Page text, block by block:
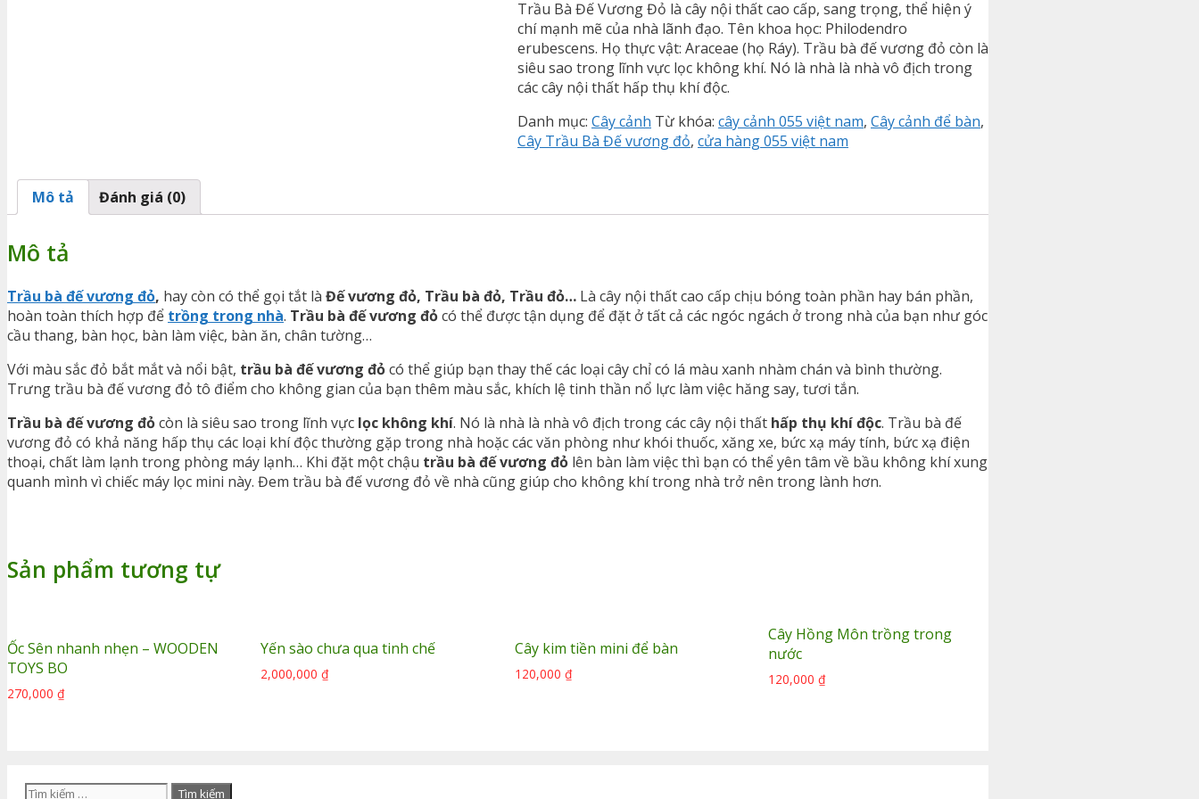
Trầu Bà Đế Vương Đỏ là cây nội thất cao cấp, sang trọng, thể hiện ý
chí mạnh mẽ của nhà lãnh đạo. Tên khoa học: Philodendro
erubescens. Họ thực vật: Araceae (họ Ráy). Trầu bà đế vương đỏ còn là
siêu sao trong lĩnh vực lọc không khí. Nó là nhà là nhà vô địch trong
các cây nội thất hấp thụ khí độc.
Danh mục: Cây cảnh Từ khóa: cây cảnh 055 việt nam, Cây cảnh để bàn,
Cây Trầu Bà Đế vương đỏ, cửa hàng 055 việt nam
Mô tả Đánh giá (0)
Mô tả
Trầu bà đế vương đỏ, hay còn có thể gọi tắt là Đế vương đỏ, Trầu bà đỏ, Trầu đỏ… Là cây nội thất cao cấp chịu bóng toàn phần hay bán phần,
hoàn toàn thích hợp để trồng trong nhà. Trầu bà đế vương đỏcó thể được tận dụng để đặt ở tất cả các ngóc ngách ở trong nhà của bạn như góc
cầu thang, bàn học, bàn làm việc, bàn ăn, chân tường…
Với màu sắc đỏ bắt mắt và nổi bật, trầu bà đế vương đỏcó thể giúp bạn thay thế các loại cây chỉ có lá màu xanh nhàm chán và bình thường.
Trưng trầu bà đế vương đỏ tô điểm cho không gian của bạn thêm màu sắc, khích lệ tinh thần nổ lực làm việc hăng say, tươi tắn.
Trầu bà đế vương đỏcòn là siêu sao trong lĩnh vực lọc không khí. Nó là nhà là nhà vô địch trong các cây nội thất hấp thụ khí độc. Trầu bà đế
vương đỏ có khả năng hấp thụ các loại khí độc thường gặp trong nhà hoặc các văn phòng như khói thuốc, xăng xe, bức xạ máy tính, bức xạ điện
thoại, chất làm lạnh trong phòng máy lạnh… Khi đặt một chậu trầu bà đế vương đỏ lên bàn làm việc thì bạn có thể yên tâm về bầu không khí xung
quanh mình vì chiếc máy lọc mini này. Đem trầu bà đế vương đỏ về nhà cũng giúp cho không khí trong nhà trở nên trong lành hơn.
Sản phẩm tương tự
Ốc Sên nhanh nhẹn – WOODEN
TOYS BO
270,000 ₫
Yến sào chưa qua tinh chế
2,000,000₫
Cây kim tiền mini để bàn
120,000 ₫
Cây Hồng Môn trồng trong
nước
120,000₫
Tìm